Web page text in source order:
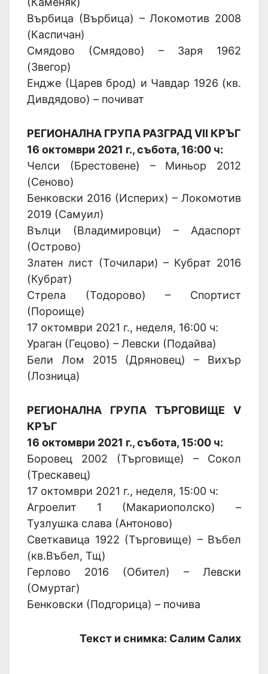
Върбица (Върбица) – Локомотив 2008
(Каспичан)
Смядово (Смядово) – Заря 1962
(Звегор)
Ендже (Царев брод) и Чавдар 1926 (кв.
Дивдядово) – почиват
РЕГИОНАЛНА ГРУПА РАЗГРАД VII КРЪГ
16 октомври 2021 г., събота, 16:00 ч:
Челси (Брестовене) – Миньор 2012
(Сеново)
Бенковски 2016 (Исперих) – Локомотив
2019 (Самуил)
Вълци (Владимировци) – Адаспорт
(Острово)
Златен лист (Точилари) – Кубрат 2016
(Кубрат)
Стрела (Тодорово) – Спортист
(Пороище)
17 октомври 2021 г., неделя, 16:00 ч:
Ураган (Гецово) – Левски (Подайва)
Бели Лом 2015 (Дряновец) – Вихър
(Лозница)
РЕГИОНАЛНА ГРУПА ТЪРГОВИЩЕ V
КРЪГ
16 октомври 2021 г., събота, 15:00 ч:
Боровец 2002 (Търговище) – Сокол
(Трескавец)
17 октомври 2021 г., неделя, 15:00 ч:
Агроелит 1 (Макариополско) –
Тузлушка слава (Антоново)
Светкавица 1922 (Търговище) – Въбел
(кв.Въбел, Тщ)
Герлово 2016 (Обител) – Левски
(Омуртаг)
Бенковски (Подгорица) – почива
Текст и снимка: Салим Салих